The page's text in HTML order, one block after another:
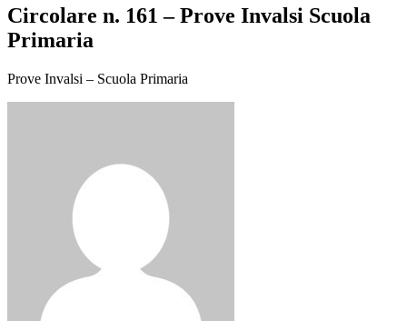
Circolare n. 161 – Prove Invalsi Scuola
Primaria
Prove Invalsi – Scuola Primaria